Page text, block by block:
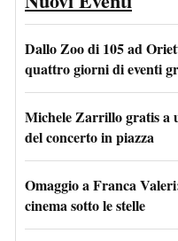
Dallo Zoo di 105 ad
quattro giorni di eventi
Michele Zarrillo gratis a
del concerto in piazza
Omaggio a Franca
cinema sotto le stelle